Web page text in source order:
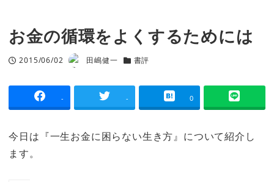
お金の循環をよくするためには
投稿日
2015/06/02
著
田嶋健一
カテゴリー
書評
- - 0
今日は『一生お金に困らない生き方』について紹介し
ます。